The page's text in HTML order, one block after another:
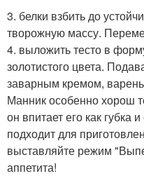
3. белки взбить до
творожную массу.
4. выложить тесто в
золотистого цвета.
заварным кремом,
Манник особенно хорош
он впитает его как губка
подходит для
выставляйте режим
аппетита!